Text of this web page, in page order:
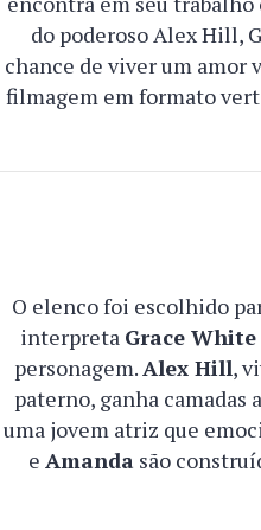
do poderoso Alex Hill,
chance de viver um amor
filmagem em formato
O elenco foi escolhido
interpreta Grace White
personagem.Alex Hill,
paterno, ganha camadas
uma jovem atriz que
eAmanda são